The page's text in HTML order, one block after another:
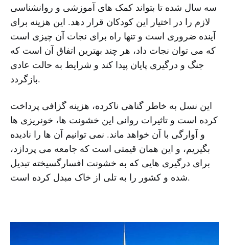
سه سال شده تا بتواند کمک های آموزشی و روانشناسی
لازم را در اختیار این کودکان قرار دهد. این هزینه برای
آینده ضروری است و تنها راه برای نجات آن چیزی است
که می توان نجات داد، هر چند بهترین اتفاق آن است که
جنگ و درگیری پایان پیدا کند و شرایط به حالت عادی
بازگردد.
این نسل به خاطر گناهی ناکرده، هزینه گزافی پرداخت
کرده است و تاثیرات روانی این خشونت ها، خونریزی ها
و آوارگی با آن خواهد ماند. نمی توانیم آن ها را نادیده
بگیریم، و این همان قیمتی است که جامعه می پردازد،
برای درگیری هایی که به خشونت افسارگسیخته تبدیل
شده و کشور را به تلی از خاک مبدل کرده است.